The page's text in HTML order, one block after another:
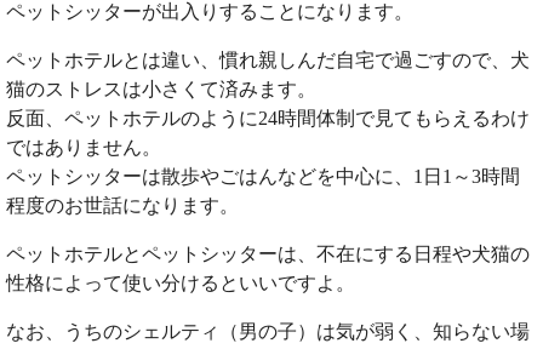
ペットシッターが出入りすることになります。
ペットホテルとは違い、慣れ親しんだ自宅で過ごすので、犬
猫のストレスは小さくて済みます。
反面、ペットホテルのように24時間体制で見てもらえるわけ
ではありません。
ペットシッターは散歩やごはんなどを中心に、1日1～3時間
程度のお世話になります。
ペットホテルとペットシッターは、不在にする日程や犬猫の
性格によって使い分けるといいですよ。
なお、うちのシェルティ（男の子）は気が弱く、知らない場